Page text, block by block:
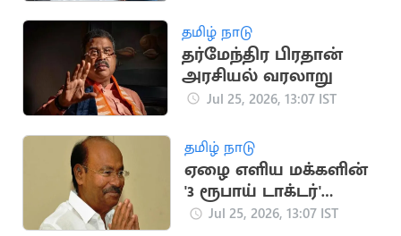
தமிழ் நாடு
தர்மேந்திர பிரதான்
அரசியல் வரலாறு
Jul 25, 2026, 13:07 IST
தமிழ் நாடு
ஏழை எளிய மக்களின்
'3 ரூபாய் டாக்டர்'
ராமதாஸ்
Jul 25, 2026, 13:07 IST